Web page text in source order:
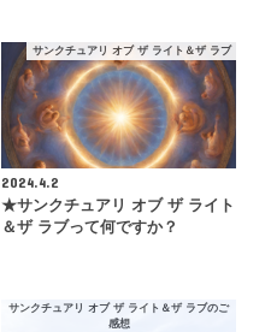
サンクチュアリ オブ ザ ライト＆ザ ラブ
2024.4.2
★サンクチュアリ オブ ザ ライト
＆ザ ラブって何ですか？
サンクチュアリ オブ ザ ライト＆ザ ラブのご
感想